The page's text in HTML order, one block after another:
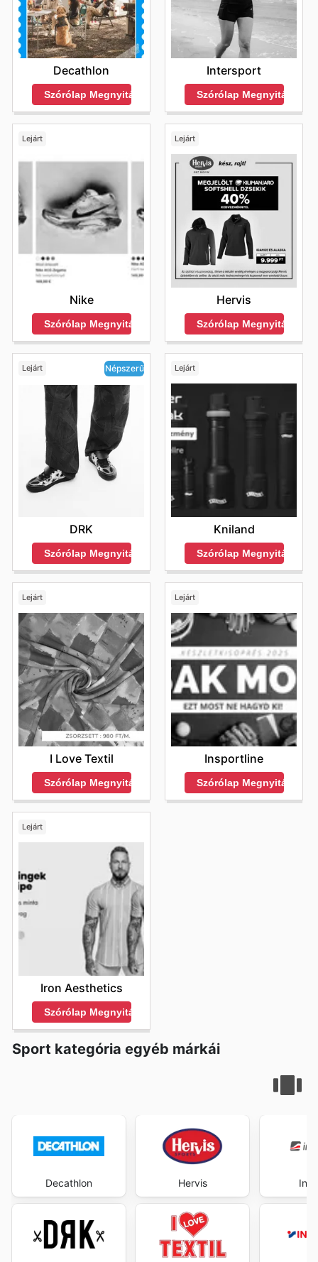
Decathlon
Szórólap Megnyitása
Intersport
Szórólap Megnyitása
Lejárt
Nike
Szórólap Megnyitása
Lejárt
Hervis
Szórólap Megnyitása
Lejárt Népszerű
DRK
Szórólap Megnyitása
Lejárt
Kniland
Szórólap Megnyitása
Lejárt
I Love Textil
Szórólap Megnyitása
Lejárt
Insportline
Szórólap Megnyitása
Lejárt
Iron Aesthetics
Szórólap Megnyitása
Sport kategória egyéb márkái
Decathlon Hervis